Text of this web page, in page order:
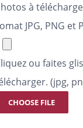
à
JPG, PNG et
ou faites
(jpg,
CHOOSE FILE